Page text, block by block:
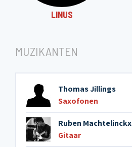
LINUS
MUZIKANTEN
Thomas Jillings
Saxofonen
Ruben Machtelinckx
Gitaar